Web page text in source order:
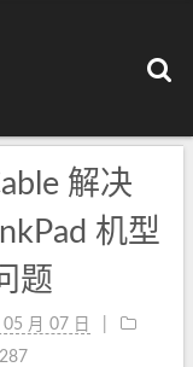
解决
机型
题
月 07 日